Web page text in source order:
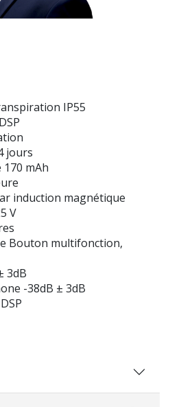
IP55
jours
mAh
induction magnétique
V
Bouton multifonction,
3dB
-38dB ± 3dB